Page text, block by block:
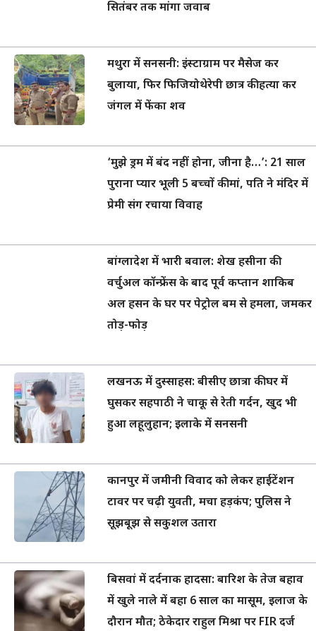
सितंबर तक मांगा जवाब
मथुरा में सनसनी: इंस्टाग्राम पर मैसेज कर
बुलाया, फिर फिजियोथेरेपी छात्र की हत्या कर
जंगल में फेंका शव
‘मुझे ड्रम में बंद नहीं होना, जीना है…’: 21 साल
पुराना प्यार भूली 5 बच्चों की मां, पति ने मंदिर में
प्रेमी संग रचाया विवाह
बांग्लादेश में भारी बवाल: शेख हसीना की
वर्चुअल कॉन्फ्रेंस के बाद पूर्व कप्तान शाकिब
अल हसन के घर पर पेट्रोल बम से हमला, जमकर
तोड़-फोड़
लखनऊ में दुस्साहस: बीसीए छात्रा की घर में
घुसकर सहपाठी ने चाकू से रेती गर्दन, खुद भी
हुआ लहूलुहान; इलाके में सनसनी
कानपुर में जमीनी विवाद को लेकर हाईटेंशन
टावर पर चढ़ी युवती, मचा हड़कंप; पुलिस ने
सूझबूझ से सकुशल उतारा
बिसवां में दर्दनाक हादसा: बारिश के तेज बहाव
में खुले नाले में बहा 6 साल का मासूम, इलाज के
दौरान मौत; ठेकेदार राहुल मिश्रा पर FIR दर्ज